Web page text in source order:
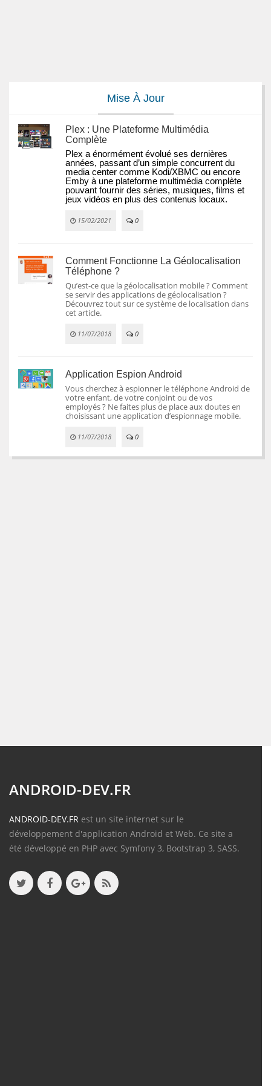
Mise À Jour
Plex : Une Plateforme Multimédia
Complète
Plex a énormément évolué ses dernières
années, passant d’un simple concurrent du
media center comme Kodi/XBMC ou encore
Emby à une plateforme multimédia complète
pouvant fournir des séries, musiques, films et
jeux vidéos en plus des contenus locaux.
15/02/2021 0
Comment Fonctionne La Géolocalisation
Téléphone ?
Qu’est-ce que la géolocalisation mobile ? Comment
se servir des applications de géolocalisation ?
Découvrez tout sur ce système de localisation dans
cet article.
11/07/2018 0
Application Espion Android
Vous cherchez à espionner le téléphone Android de
votre enfant, de votre conjoint ou de vos
employés ? Ne faites plus de place aux doutes en
choisissant une application d’espionnage mobile.
11/07/2018 0
ANDROID-DEV.FR
ANDROID-DEV.FR est un site internet sur le
développement d'application Android et Web. Ce site a
été développé en PHP avec Symfony 3, Bootstrap 3, SASS.